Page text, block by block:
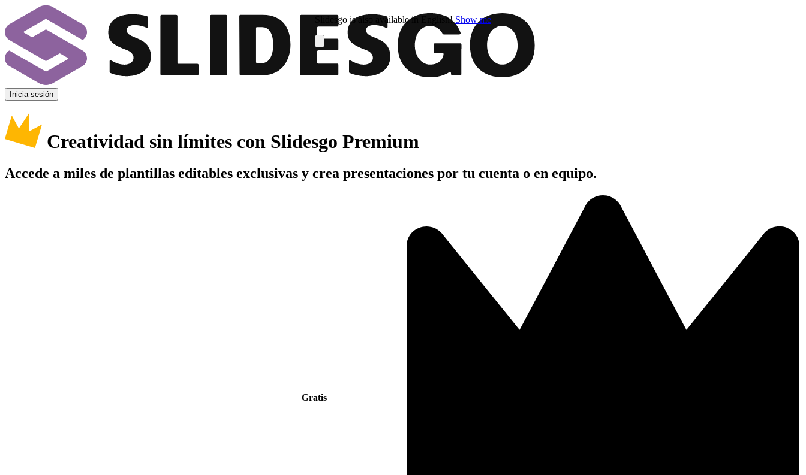
Slidesgo is also available in English! Show me
Inicia sesión
Creatividad sin límites con Slidesgo Premium
Accede a miles de plantillas editables exclusivas y crea presentaciones por tu cuenta o en equipo.
Gratis